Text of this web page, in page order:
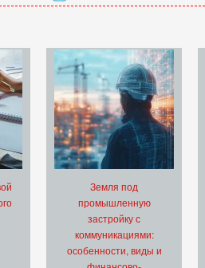
Земля под
промышленную
застройку с
коммуникациями:
особенности, виды и